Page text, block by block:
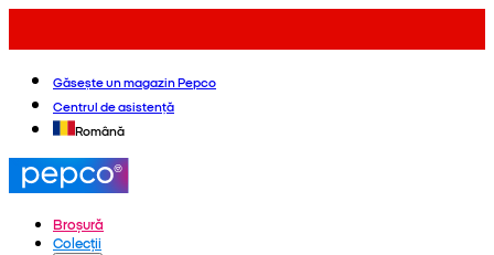
Găsește un magazin Pepco
Centrul de asistență
Română
Broșură
Colecții